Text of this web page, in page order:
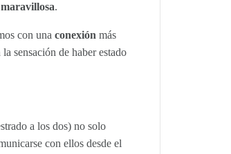
maravillosa.
con unaconexión más
sensación de haber estado
a los dos) no solo
con ellos desde el